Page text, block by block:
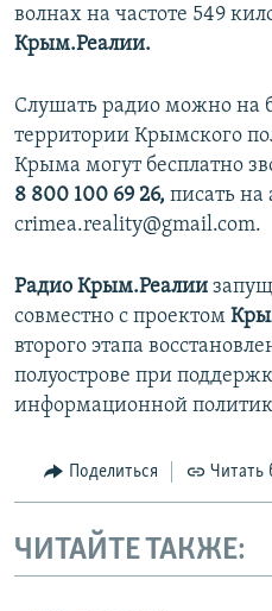
волнах на частоте 549
Крым.Реалии.
Слушать радио можно на
территории Крымского
Крыма могут бесплатно
8 800 100 69 26, писать на
crimea.reality@gmail.com.
Радио Крым.Реалии
совместно с проектом
второго этапа
полуострове при
информационной
Поделиться Читать
ЧИТАЙТЕ ТАКЖЕ: